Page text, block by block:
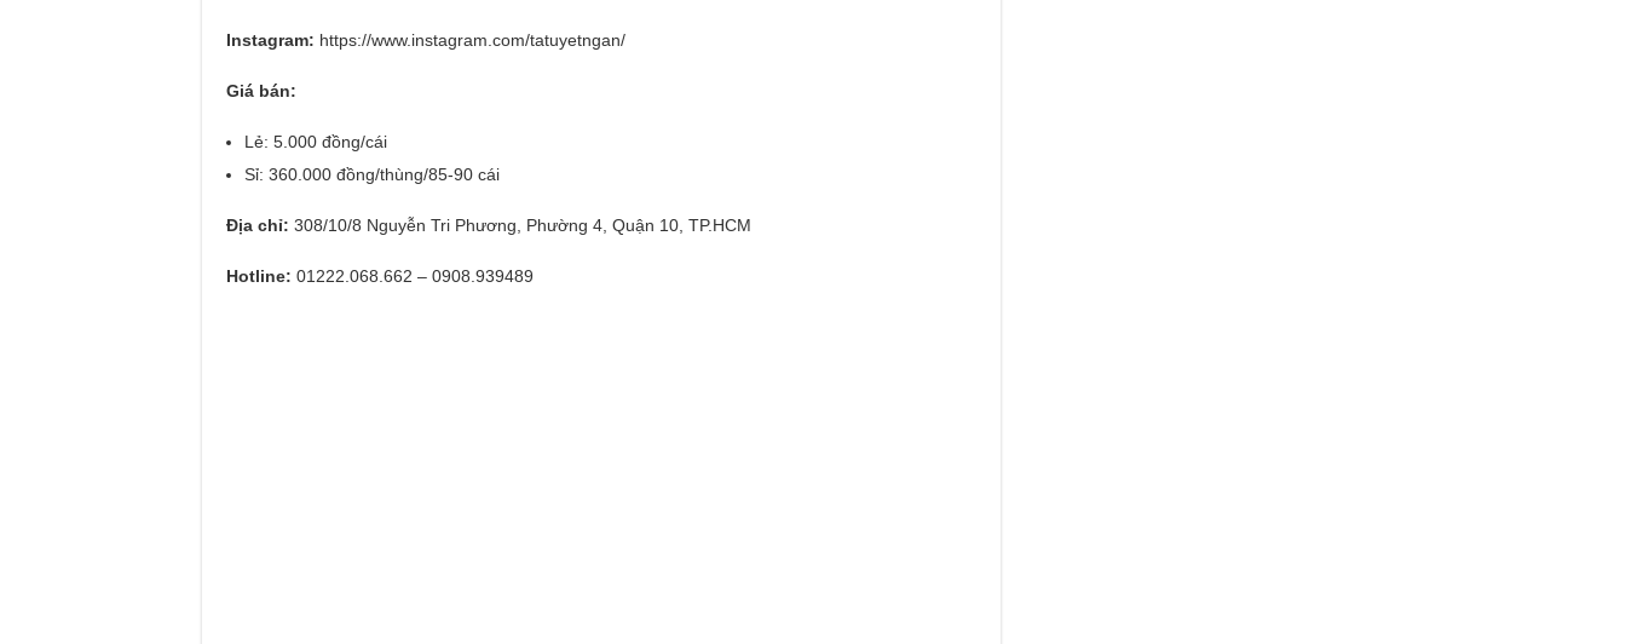
Instagram: https://www.instagram.com/tatuyetngan/
Giá bán:
Lẻ: 5.000 đồng/cái
Sỉ: 360.000 đồng/thùng/85-90 cái
Địa chỉ: 308/10/8 Nguyễn Tri Phương, Phường 4, Quận 10, TP.HCM
Hotline: 01222.068.662 – 0908.939489